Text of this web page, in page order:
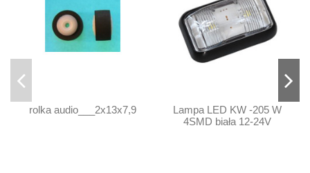
rolka audio___2x13x7,9
Lampa LED KW -205 W
4SMD biała 12-24V